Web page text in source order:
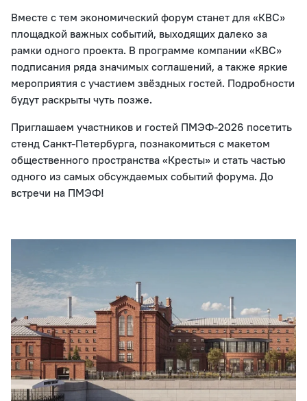
Вместе с тем экономический форум станет для «КВС»
площадкой важных событий, выходящих далеко за
рамки одного проекта. В программе компании «КВС»
подписания ряда значимых соглашений, а также яркие
мероприятия с участием звёздных гостей. Подробности
будут раскрыты чуть позже.
Приглашаем участников и гостей ПМЭФ-2026 посетить
стенд Санкт-Петербурга, познакомиться с макетом
общественного пространства «Кресты» и стать частью
одного из самых обсуждаемых событий форума. До
встречи на ПМЭФ!